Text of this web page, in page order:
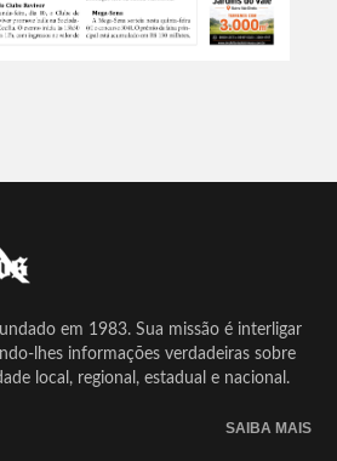
em 1983. Sua missão é interligar
lhes informações verdadeiras sobre
local, regional, estadual e nacional.
SAIBA MAIS